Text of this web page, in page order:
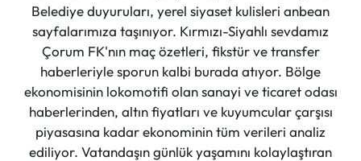
Belediye duyuruları, yerel siyaset kulisleri anbean
sayfalarımıza taşınıyor. Kırmızı-Siyahlı sevdamız
Çorum FK'nın maç özetleri, fikstür ve transfer
haberleriyle sporun kalbi burada atıyor. Bölge
ekonomisinin lokomotifi olan sanayi ve ticaret odası
haberlerinden, altın fiyatları ve kuyumcular çarşısı
piyasasına kadar ekonominin tüm verileri analiz
ediliyor. Vatandaşın günlük yaşamını kolaylaştıran